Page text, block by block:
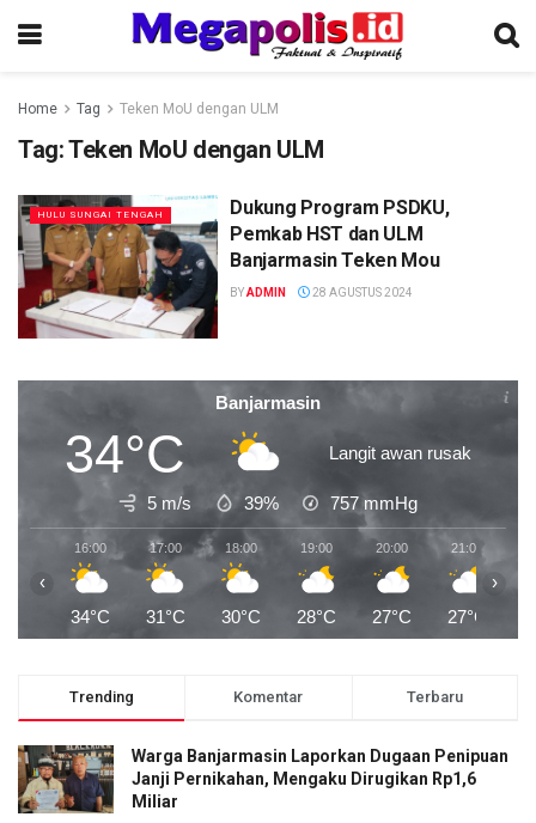
Home Tag Teken MoU dengan ULM
Tag:Teken MoU dengan ULM
HULU SUNGAI TENGAH
Dukung Program PSDKU,
Pemkab HST dan ULM
Banjarmasin Teken Mou
BYADMIN 28 AGUSTUS 2024
Banjarmasin
34°C Langit awan rusak
5 m/s 39% 757 mmHg
16:00
34°C
17:00
31°C
18:00
30°C
19:00
28°C
20:00
27°C
21:00
27°C
‹ ›
Trending Komentar Terbaru
Warga Banjarmasin Laporkan Dugaan Penipuan
Janji Pernikahan, Mengaku Dirugikan Rp1,6
Miliar